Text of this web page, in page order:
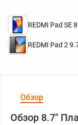
REDMI Pad SE
REDMI Pad 2
Обзор
Обзор 8.7"